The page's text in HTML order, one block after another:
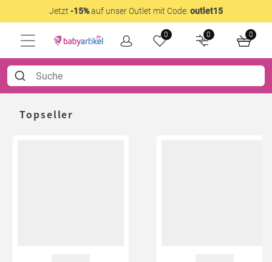
Jetzt -15%auf unser Outlet mit Code: outlet15
0 0 0
Topseller